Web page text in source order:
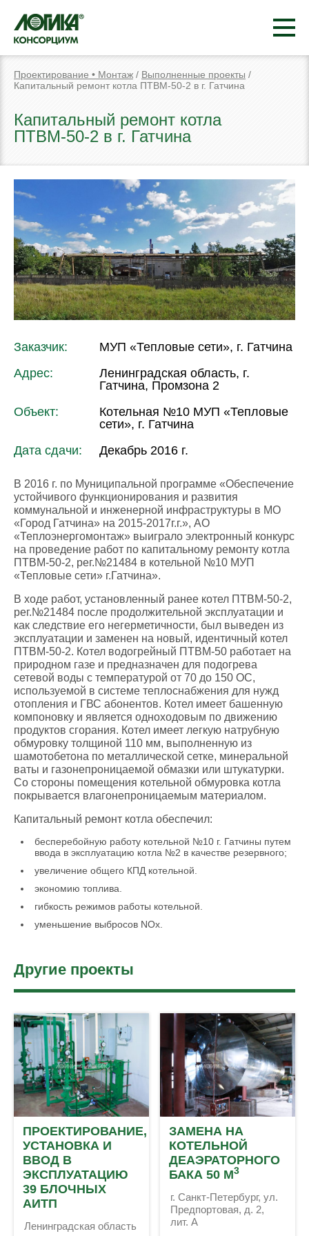
Проектирование • Монтаж / Выполненные проекты /
Капитальный ремонт котла ПТВМ-50-2 в г. Гатчина
Капитальный ремонт котла
ПТВМ-50-2 в г. Гатчина
Заказчик:
МУП «Тепловые сети», г. Гатчина
Адрес:
Ленинградская область, г.
Гатчина, Промзона 2
Объект:
Котельная №10 МУП «Тепловые
сети», г. Гатчина
Дата сдачи:
Декабрь 2016 г.
В 2016 г. по Муниципальной программе «Обеспечение
устойчивого функционирования и развития
коммунальной и инженерной инфраструктуры в МО
«Город Гатчина» на 2015-2017г.г.», АО
«Теплоэнергомонтаж» выиграло электронный конкурс
на проведение работ по капитальному ремонту котла
ПТВМ-50-2, рег.№21484 в котельной №10 МУП
«Тепловые сети» г.Гатчина».
В ходе работ, установленный ранее котел ПТВМ-50-2,
рег.№21484 после продолжительной эксплуатации и
как следствие его негерметичности, был выведен из
эксплуатации и заменен на новый, идентичный котел
ПТВМ-50-2. Котел водогрейный ПТВМ-50 работает на
природном газе и предназначен для подогрева
сетевой воды с температурой от 70 до 150 ОС,
используемой в системе теплоснабжения для нужд
отопления и ГВС абонентов. Котел имеет башенную
компоновку и является одноходовым по движению
продуктов сгорания. Котел имеет легкую натрубную
обмуровку толщиной 110 мм, выполненную из
шамотобетона по металлической сетке, минеральной
ваты и газонепроницаемой обмазки или штукатурки.
Со стороны помещения котельной обмуровка котла
покрывается влагонепроницаемым материалом.
Капитальный ремонт котла обеспечил:
бесперебойную работу котельной №10 г. Гатчины путем
ввода в эксплуатацию котла №2 в качестве резервного;
увеличение общего КПД котельной.
экономию топлива.
гибкость режимов работы котельной.
уменьшение выбросов NОx.
Другие проекты
ПРОЕКТИРОВАНИЕ,
УСТАНОВКА И
ВВОД В
ЭКСПЛУАТАЦИЮ
39 БЛОЧНЫХ
АИТП
Ленинградская область
ЗАМЕНА НА
КОТЕЛЬНОЙ
ДЕАЭРАТОРНОГО
БАКА 50 М3
г. Санкт-Петербург, ул.
Предпортовая, д. 2,
лит. А